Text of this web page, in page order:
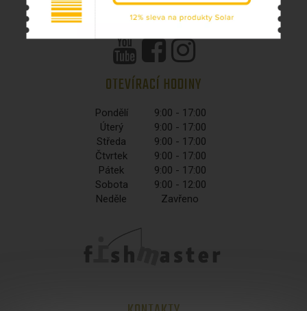
PŘIHLÁŠENÍ
COOKIES
OTEVÍRACÍ HODINY
Pondělí
9:00 - 17:00
Úterý
9:00 - 17:00
Středa
9:00 - 17:00
Čtvrtek
9:00 - 17:00
Pátek
9:00 - 17:00
Sobota
9:00 - 12:00
Neděle
Zavřeno